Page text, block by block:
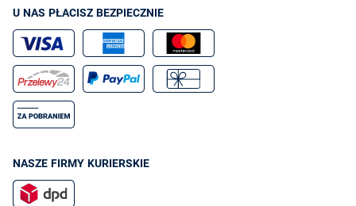
U NAS PŁACISZ BEZPIECZNIE
NASZE FIRMY KURIERSKIE